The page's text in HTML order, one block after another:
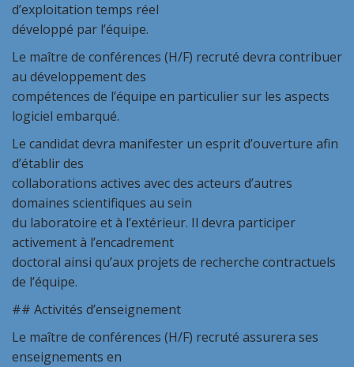
d’exploitation temps réel
développé par l’équipe.
Le maître de conférences (H/F) recruté devra contribuer
au développement des
compétences de l’équipe en particulier sur les aspects
logiciel embarqué.
Le candidat devra manifester un esprit d’ouverture afin
d’établir des
collaborations actives avec des acteurs d’autres
domaines scientifiques au sein
du laboratoire et à l’extérieur. Il devra participer
activement à l’encadrement
doctoral ainsi qu’aux projets de recherche contractuels
de l’équipe.
## Activités d’enseignement
Le maître de conférences (H/F) recruté assurera ses
enseignements en